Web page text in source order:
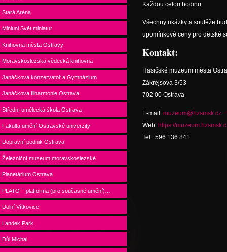
Stará Aréna
Miniuni Svět miniatur
Knihovna města Ostravy
Moravskoslezská vědecká knihovna
Janáčkova konzervatoř a Gymnázium
Janáčkova filharmonie Ostrava
Střední umělecká škola Ostrava
Fakulta umění Ostravské univerzity
Dopravní podnik Ostrava
Železniční muzeum moravskoslezské
Planetárium Ostrava
PLATO – platforma (pro současné umění)…
Dolní Vítkovice
Landek Park
Důl Michal
Každou celou hodinu.
Všechny ukázky a soutěže
upomínkové ceny pro dětské
Kontakt:
Hasičské muzeum města
Zákrejsova 3/53
702 00 Ostrava
E-mail: muzeum@hzsmsk.cz
Web: https://
Tel.: 596 136 841